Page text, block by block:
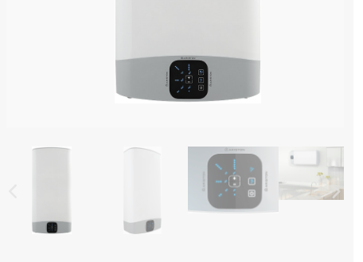
ᲒᲐᲗᲑᲝᲑᲘᲡ ᲥᲕᲐᲑᲔᲑᲘ